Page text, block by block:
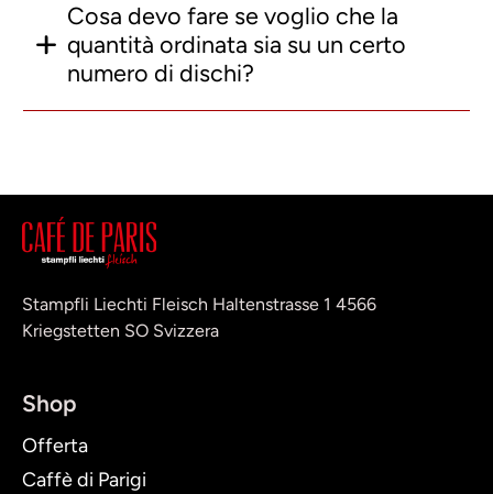
Cosa devo fare se voglio che la
quantità ordinata sia su un certo
numero di dischi?
Stampfli Liechti Fleisch Haltenstrasse 1 4566
Kriegstetten SO Svizzera
Shop
Offerta
Caffè di Parigi